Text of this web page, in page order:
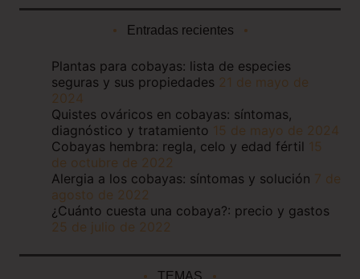
Entradas recientes
Plantas para cobayas: lista de especies
seguras y sus propiedades 21 de mayo de
2024
Quistes ováricos en cobayas: síntomas,
diagnóstico y tratamiento 15 de mayo de 2024
Cobayas hembra: regla, celo y edad fértil 15
de octubre de 2022
Alergia a los cobayas: síntomas y solución 7 de
agosto de 2022
¿Cuánto cuesta una cobaya?: precio y gastos
25 de julio de 2022
TEMAS